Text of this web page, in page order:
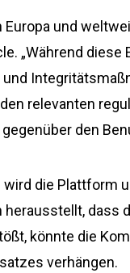
Europa und
„Während
relevanten
den
die Plattform
dass
könnte die
verhängen.